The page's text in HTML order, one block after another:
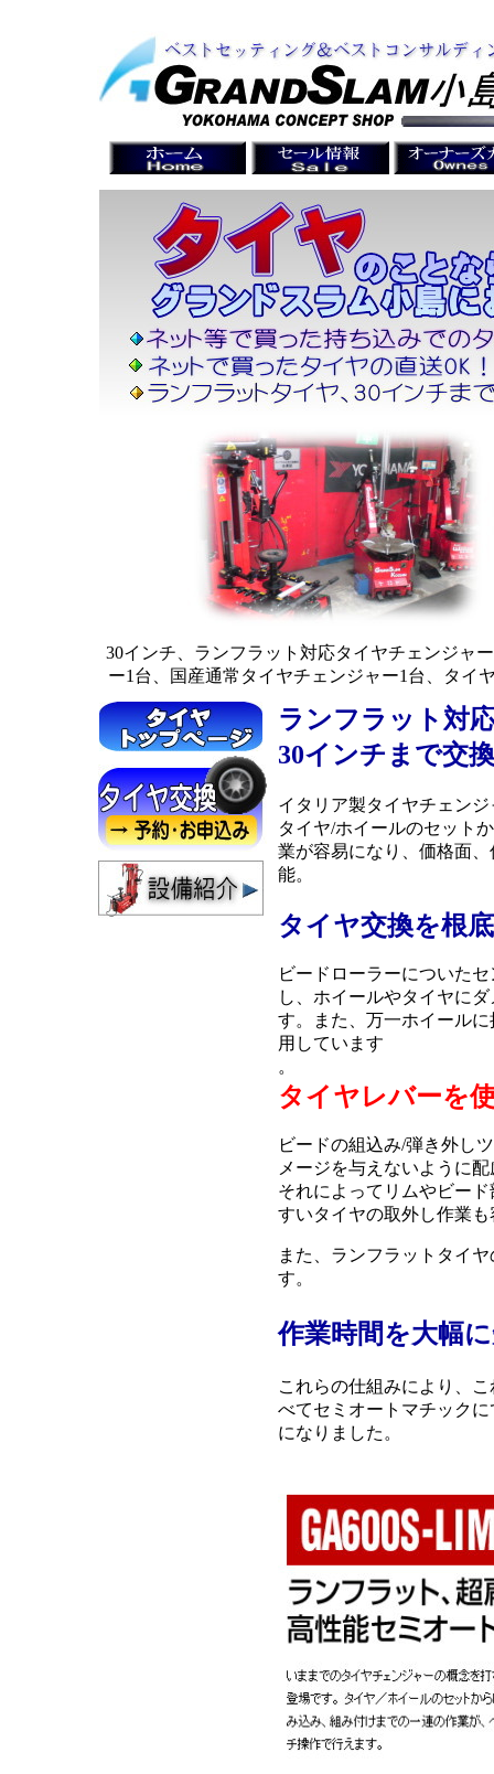
30インチ、ランフラット対応タイヤチェンジャ
ー1台、国産通常タイヤチェンジャー1台、タイ
ランフラット対
30インチまで交
イタリア製タイヤチェン
タイヤ/ホイールのセット
業が容易になり、価格面
能。
タイヤ交換を根
ビードローラーについた
し、ホイールやタイヤに
す。また、万一ホイール
用しています
。
タイヤレバーを
ビードの組込み/弾き外し
メージを与えないように
それによってリムやビー
すいタイヤの取外し作業
また、ランフラットタイ
す。
作業時間を大幅
これらの仕組みにより、
べてセミオートマチック
になりました。